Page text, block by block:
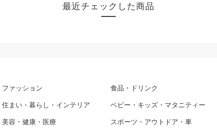
最近チェックした商品
ファッション 食品・ドリンク
住まい・暮らし・インテリア ベビー・キッズ・マタニティー
美容・健康・医療 スポーツ・アウトドア・車